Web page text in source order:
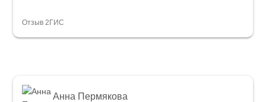
Отзыв 2ГИС
Анна Пермякова